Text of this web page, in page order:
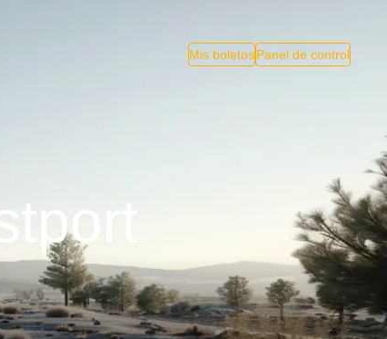
Mis boletosPanel de control